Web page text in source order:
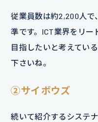
従業員数は約2,200人で、
準です。ICT業界をリー
目指したいと考えてい
下さいね。
②サイボウズ
続いて紹介するシステ